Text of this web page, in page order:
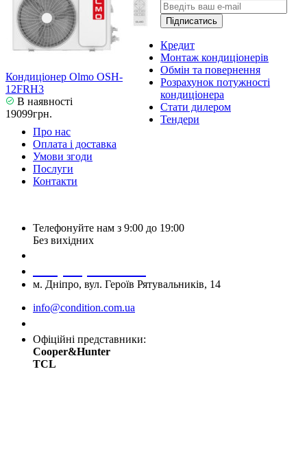
Кондиціонер Olmo OSH-
12FRH3
В наявності
19099грн.
Підписатись
Кредит
Монтаж кондиціонерів
Обмін та повернення
Розрахунок потужності
кондиціонера
Стати дилером
Тендери
Про нас
Оплата і доставка
Умови згоди
Послуги
Контакти
Телефонуйте нам з 9:00 до 19:00
Без вихідних
м. Дніпро, вул. Героїв Рятувальників, 14
info@condition.com.ua
Офіційні представники:
Cooper&Hunter
TCL